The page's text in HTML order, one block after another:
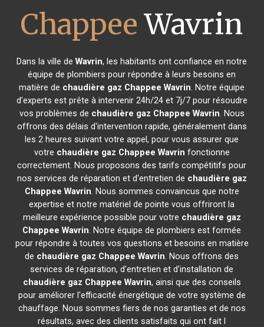
Chappee Wavrin
Dans la ville deWavrin, les habitants ont confiance en notre
équipe de plombiers pour répondre à leurs besoins en
matière de chaudière gaz Chappee Wavrin. Notre équipe
d'experts est prête à intervenir 24h/24 et 7j/7 pour résoudre
vos problèmes de chaudière gaz Chappee Wavrin. Nous
offrons des délais d'intervention rapide, généralement dans
les 2 heures suivant votre appel, pour vous assurer que
votre chaudière gaz Chappee Wavrin fonctionne
correctement. Nous proposons des tarifs compétitifs pour
nos services de réparation et d'entretien de chaudière gaz
Chappee Wavrin. Nous sommes convaincus que notre
expertise et notre matériel de pointe vous offriront la
meilleure expérience possible pour votre chaudière gaz
Chappee Wavrin. Notre équipe de plombiers est formée
pour répondre à toutes vos questions et besoins en matière
de chaudière gaz Chappee Wavrin. Nous offrons des
services de réparation, d'entretien et d'installation de
chaudière gaz Chappee Wavrin, ainsi que des conseils
pour améliorer l'efficacité énergétique de votre système de
chauffage. Nous sommes fiers de nos garanties et de nos
résultats, avec des clients satisfaits qui ont fait l